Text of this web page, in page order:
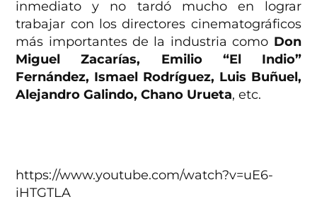
inmediato y no tardó mucho en lograr
trabajar con los directores cinematográficos
más importantes de la industria como Don
Miguel Zacarías, Emilio “El Indio”
Fernández, Ismael Rodríguez, Luis Buñuel,
Alejandro Galindo, Chano Urueta, etc.
https://www.youtube.com/watch?v=uE6-
iHTGTLA